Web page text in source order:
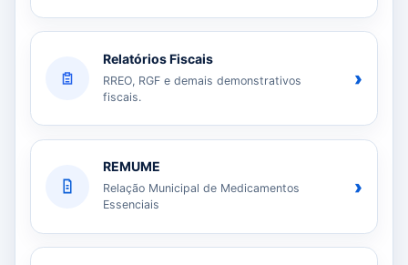
Relatórios Fiscais
RREO, RGF e demais demonstrativos
fiscais.
›
REMUME
Relação Municipal de Medicamentos
Essenciais
›